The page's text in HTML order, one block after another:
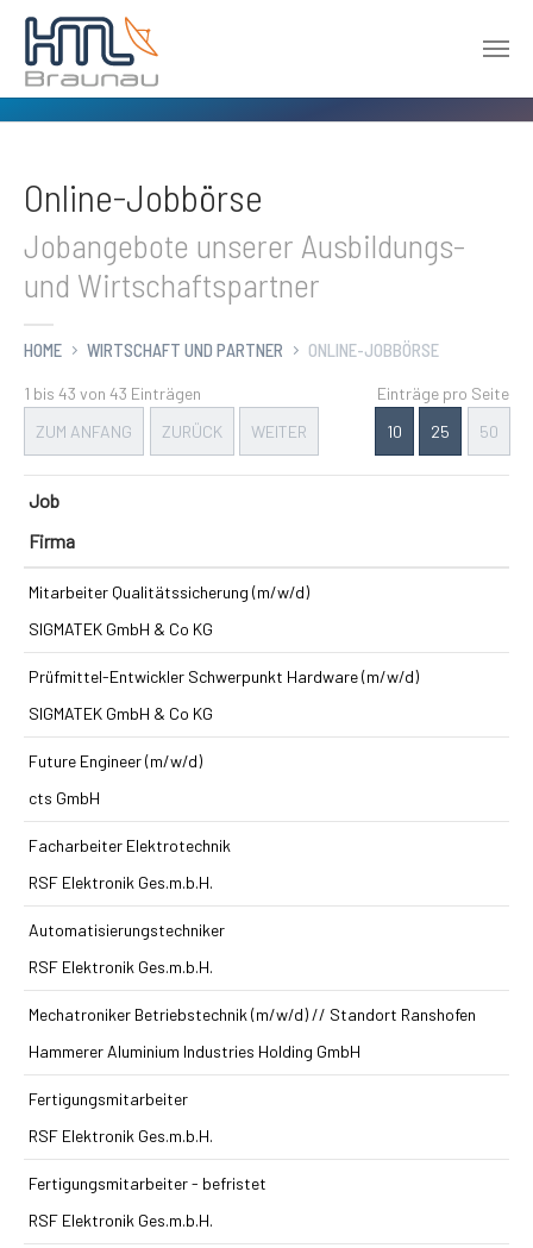
Online-Jobbörse
Jobangebote unserer Ausbildungs-
und Wirtschaftspartner
HOME WIRTSCHAFT UND PARTNER ONLINE-JOBBÖRSE
1 bis 43 von 43 Einträgen
ZUM ANFANG
ZURÜCK WEITER
Einträge pro Seite
10
25 50
Job
Firma
Mitarbeiter Qualitätssicherung (m/w/d)
SIGMATEK GmbH & Co KG
Prüfmittel-Entwickler Schwerpunkt Hardware (m/w/d)
SIGMATEK GmbH & Co KG
Future Engineer (m/w/d)
cts GmbH
Facharbeiter Elektrotechnik
RSF Elektronik Ges.m.b.H.
Automatisierungstechniker
RSF Elektronik Ges.m.b.H.
Mechatroniker Betriebstechnik (m/w/d) // Standort Ranshofen
Hammerer Aluminium Industries Holding GmbH
Fertigungsmitarbeiter
RSF Elektronik Ges.m.b.H.
Fertigungsmitarbeiter - befristet
RSF Elektronik Ges.m.b.H.